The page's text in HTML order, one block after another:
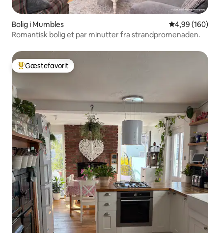
Bolig i Mumbles 4,99 ud af 5 i
4,99 (160)
Romantisk bolig et par minutter fra strandpromenaden.
Bedste gæstefavorit
Gæstefavorit